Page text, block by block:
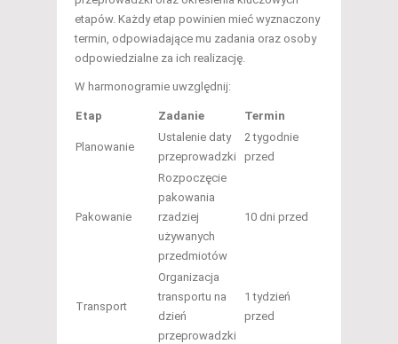
etapów. Każdy etap powinien mieć wyznaczony
termin, odpowiadające mu zadania oraz osoby
odpowiedzialne za ich realizację.
W harmonogramie uwzględnij:
Etap Zadanie Termin
Planowanie
Ustalenie daty
przeprowadzki
2 tygodnie
przed
Pakowanie
Rozpoczęcie
pakowania
rzadziej
używanych
przedmiotów
10 dni przed
Transport
Organizacja
transportu na
dzień
przeprowadzki
1 tydzień
przed